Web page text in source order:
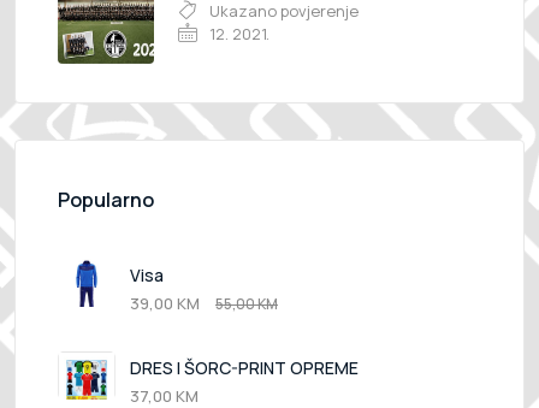
Ukazano povjerenje
12. 2021.
Popularno
Visa
39,00 KM 55,00 KM
DRES I ŠORC-PRINT OPREME
37,00 KM